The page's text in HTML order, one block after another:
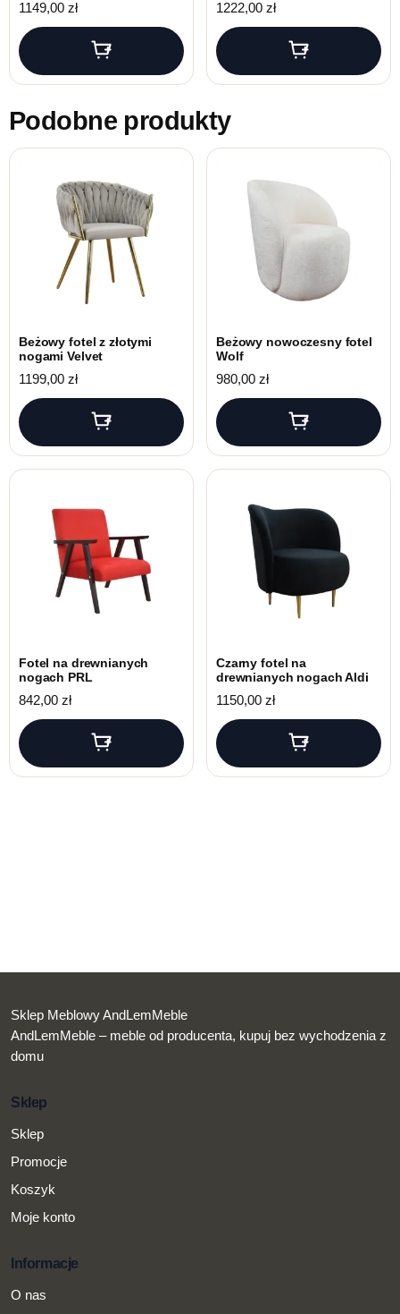
1149,00 zł 1222,00 zł
Podobne produkty
Beżowy fotel z złotymi
nogami Velvet
1199,00 zł
Beżowy nowoczesny fotel
Wolf
980,00 zł
Fotel na drewnianych
nogach PRL
842,00 zł
Czarny fotel na
drewnianych nogach Aldi
1150,00 zł
Sklep Meblowy AndLemMeble
AndLemMeble – meble od producenta, kupuj bez wychodzenia z
domu
Sklep
Sklep
Promocje
Koszyk
Moje konto
Informacje
O nas